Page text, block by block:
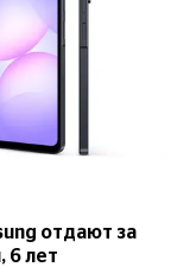
отдают за
6 лет